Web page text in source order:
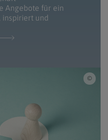
Angebote für ein
inspiriert und